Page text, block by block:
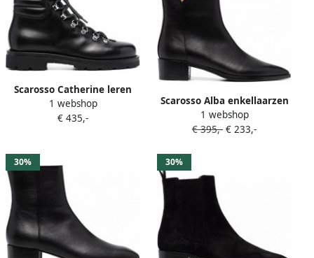
Scarosso Catherine leren
laarzen Zwart
1 webshop
€ 435,-
Scarosso Alba enkellaarzen
Zwart
1 webshop
€ 395,- € 233,-
30% 30%